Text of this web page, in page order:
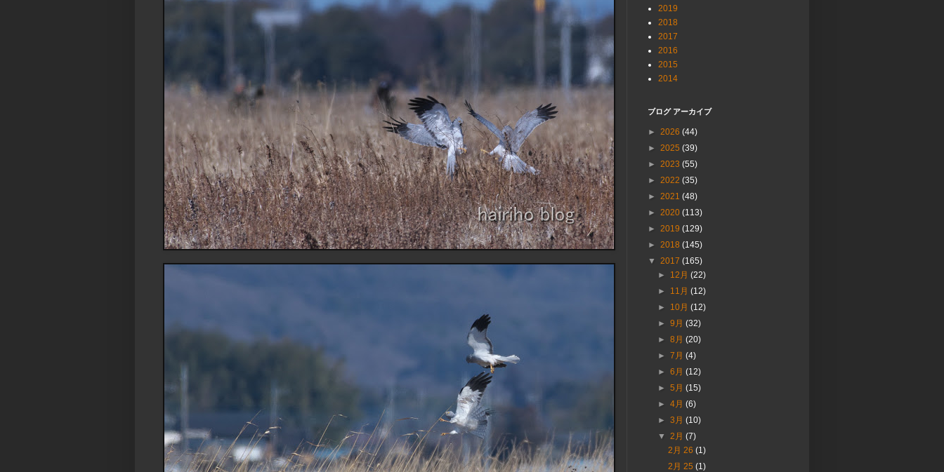
2019
2018
2017
2016
2015
2014
ブログ アーカイブ
► 2026 (44)
► 2025 (39)
► 2023 (55)
► 2022 (35)
► 2021 (48)
► 2020 (113)
► 2019 (129)
► 2018 (145)
▼ 2017 (165)
► 12月(22)
► 11月(12)
► 10月(12)
►9月(32)
►8月(20)
►7月(4)
►6月(12)
►5月(15)
►4月(6)
►3月(10)
▼ 2月(7)
2月 26 (1)
2月 25 (1)